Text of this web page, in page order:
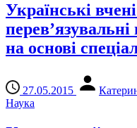
Українські
на основі
27.05.2015
Наука